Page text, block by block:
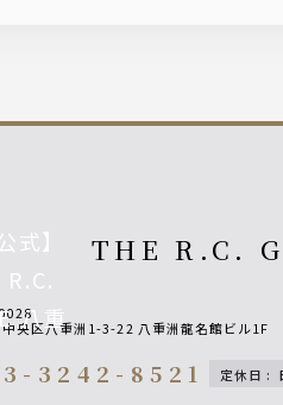
THE R.C.
中央区八重洲1-3-22 八重洲龍名館ビル1F
3242-8521 定休日 :